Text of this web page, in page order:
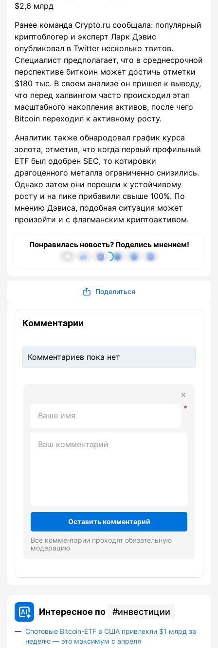
$2,6 млрд
Ранее команда Crypto.ru сообщала: популярный
криптоблогер и эксперт Ларк Дэвис
опубликовал в Twitter несколько твитов.
Специалист предполагает, что в среднесрочной
перспективе биткоин может достичь отметки
$180 тыс. В своем анализе он пришел к выводу,
что перед халвингом часто происходил этап
масштабного накопления активов, после чего
Bitcoin переходил к активному росту.
Аналитик также обнародовал график курса
золота, отметив, что когда первый профильный
ETF был одобрен SEC, то котировки
драгоценного металла ограниченно снизились.
Однако затем они перешли к устойчивому
росту и на пике прибавили свыше 100%. По
мнению Дэвиса, подобная ситуация может
произойти и с флагманским криптоактивом.
Понравилась новость? Поделись мнением!
Поделиться
Комментарии
Комментариев пока нет
Оставить комментарий
Все комментарии проходят обязательную
модерацию
Интересное по инвестиции
Спотовые Bitcoin-ETF в США привлекли $1 млрд за
неделю — это максимум с апреля